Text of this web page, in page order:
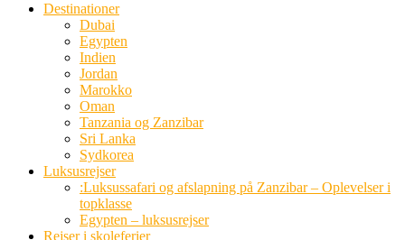
Destinationer
Dubai
Egypten
Indien
Jordan
Marokko
Oman
Tanzania og Zanzibar
Sri Lanka
Sydkorea
Luksusrejser
:Luksussafari og afslapning på Zanzibar – Oplevelser i
topklasse
Egypten – luksusrejser
Rejser i skoleferier